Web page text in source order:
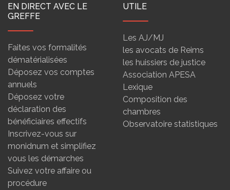
EN DIRECT AVEC LE
GREFFE
Faites vos formalités
dématérialisées
Déposez vos comptes
annuels
Déposez votre
déclaration des
bénéficiaires effectifs
Inscrivez-vous sur
monidnum et simplifiez
vous les démarches
Suivez votre affaire ou
procédure
UTILE
Les AJ/MJ
les avocats de Reims
les huissiers de justice
Association APESA
Lexique
Composition des
chambres
Observatoire statistiques